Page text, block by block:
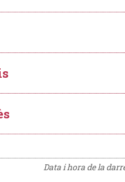
Data i hora de la